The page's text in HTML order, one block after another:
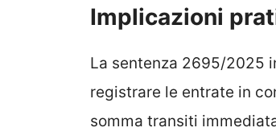
Implicazioni
La sentenza 2695/2025
registrare le entrate in
somma transiti